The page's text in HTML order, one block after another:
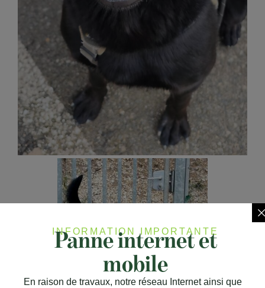
INFORMATION IMPORTANTE
Panne internet et
mobile
En raison de travaux, notre réseau Internet ainsi que